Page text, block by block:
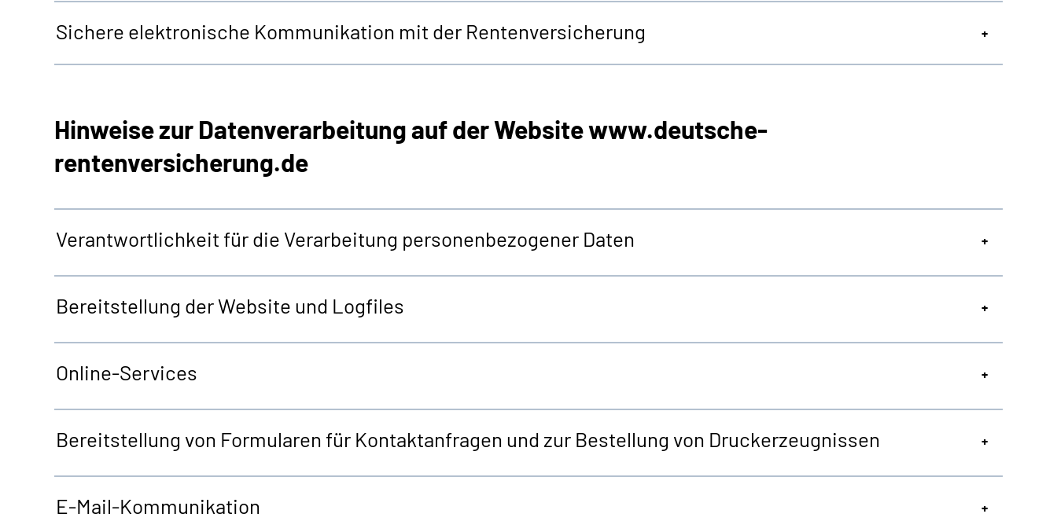
Sichere elektronische Kommunikation mit der Rentenversicherung
Hinweise zur Datenverarbeitung auf derWebsitewww.deutsche-
rentenversicherung.de
Verantwortlichkeit für die Verarbeitung personenbezogener Daten
Bereitstellung derWebsite und Logfiles
Online-Services
Bereitstellung von Formularen für Kontaktanfragen und zur Bestellung von Druckerzeugnissen
E-Mail-Kommunikation